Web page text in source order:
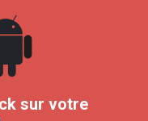
sur votre